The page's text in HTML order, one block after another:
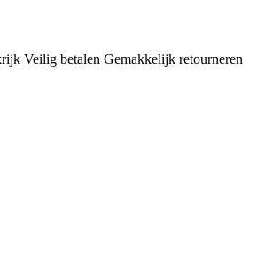
Veilig betalen Gemakkelijk retourneren